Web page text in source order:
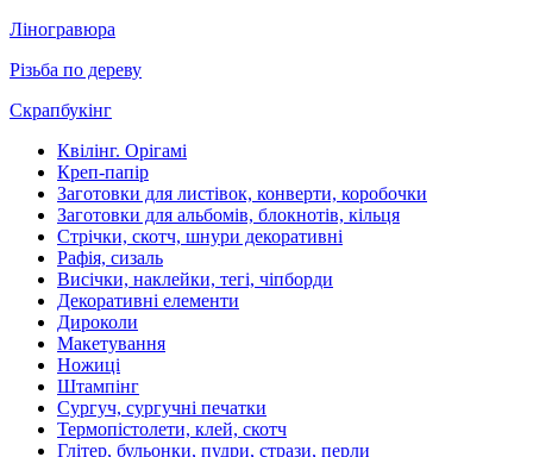
Ліногравюра
Різьба по дереву
Скрапбукінг
Квілінг. Орігамі
Креп-папір
Заготовки для листівок, конверти, коробочки
Заготовки для альбомів, блокнотів, кільця
Стрічки, скотч, шнури декоративні
Рафія, сизаль
Висічки, наклейки, тегі, чіпборди
Декоративні елементи
Дироколи
Макетування
Ножиці
Штампінг
Сургуч, сургучні печатки
Термопістолети, клей, скотч
Глітер, бульонки, пудри, стрази, перли